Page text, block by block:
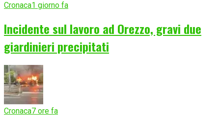
Cronaca1 giorno fa
Incidente sul lavoro ad Orezzo, gravi due
giardinieri precipitati
Cronaca7 ore fa